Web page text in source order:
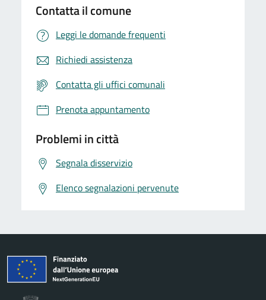
Contatta il comune
Leggi le domande frequenti
Richiedi assistenza
Contatta gli uffici comunali
Prenota appuntamento
Problemi in città
Segnala disservizio
Elenco segnalazioni pervenute